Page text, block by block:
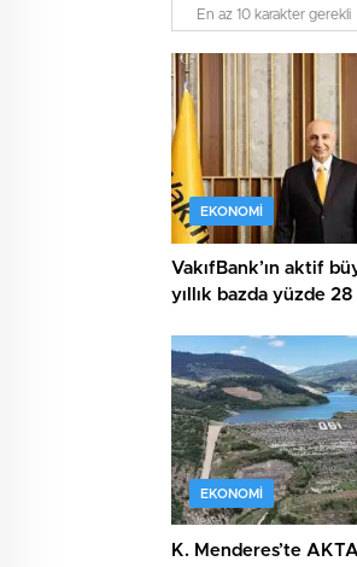
En az 10 karakter gerekli
EKONOMI
VakıfBank’ın aktif
yıllık bazda yüzde 28
EKONOMI
K. Menderes’te